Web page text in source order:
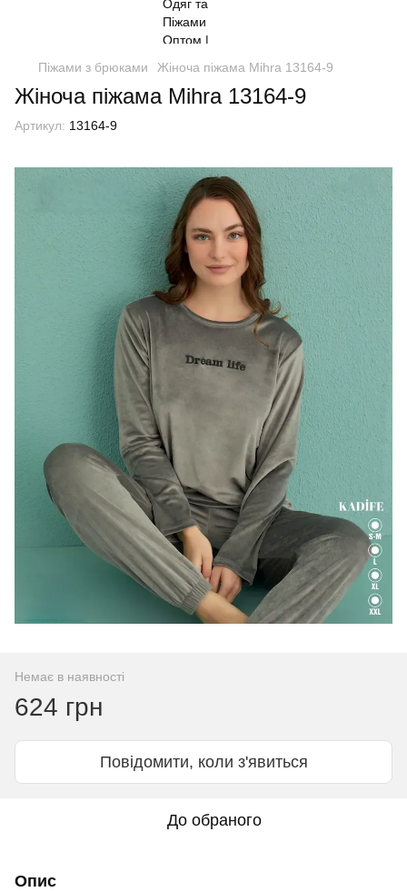
Піжами з брюками Жіноча піжама Mihra 13164-9
Жіноча піжама Mihra 13164-9
Артикул: 13164-9
Немає в наявності
624 грн
Повідомити, коли з'явиться
До обраного
Опис